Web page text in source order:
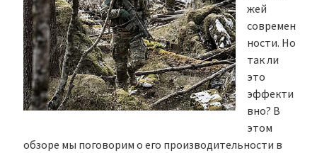
жей
современ
ности. Но
так ли
это
эффекти
вно? В
этом
обзоре мы поговорим о его производительности в